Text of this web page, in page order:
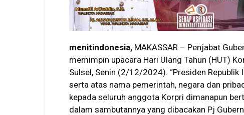
menitindonesia, MAKASSAR – Penjabat
memimpin upacara Hari Ulang Tahun (HUT)
Sulsel, Senin (2/12/2024). “Presiden
serta atas nama pemerintah, negara dan
kepada seluruh anggota Korpri dimanapun
dalam sambutannya yang dibacakan Pj